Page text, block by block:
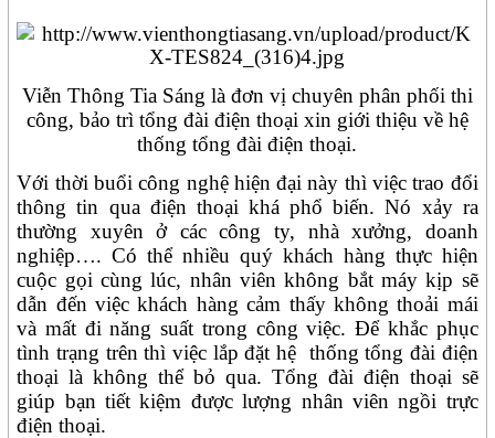
Viễn Thông Tia Sáng là đơn vị chuyên phân phối thi
công, bảo trì tổng đài điện thoại xin giới thiệu về hệ
thống tổng đài điện thoại.
Với thời buổi công nghệ hiện đại này thì việc trao đổi
thông tin qua điện thoại khá phổ biến. Nó xảy ra
thường xuyên ở các công ty, nhà xưởng, doanh
nghiệp…. Có thể nhiều quý khách hàng thực hiện
cuộc gọi cùng lúc, nhân viên không bắt máy kịp sẽ
dẫn đến việc khách hàng cảm thấy không thoải mái
và mất đi năng suất trong công việc. Để khắc phục
tình trạng trên thì việc lắp đặt hệ thống tổng đài điện
thoại là không thể bỏ qua. Tổng đài điện thoại sẽ
giúp bạn tiết kiệm được lượng nhân viên ngồi trực
điện thoại.